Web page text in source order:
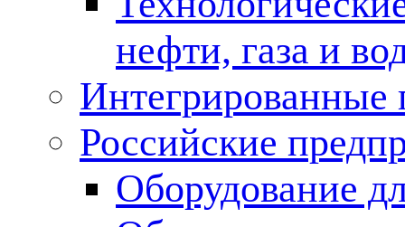
нефти, газа и
Российские
Оборудование